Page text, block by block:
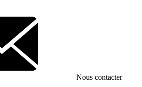
Nous contacter